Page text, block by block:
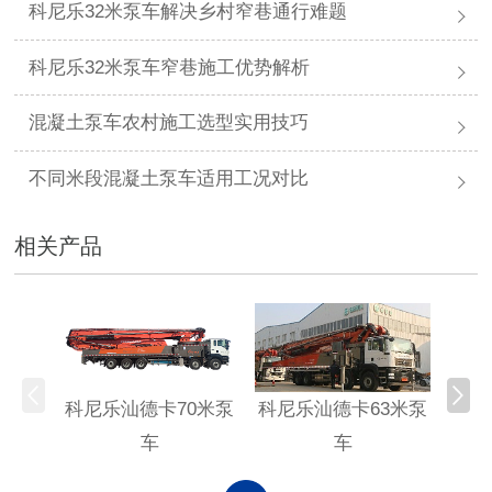
科尼乐32米泵车解决乡村窄巷通行难题
科尼乐32米泵车窄巷施工优势解析
混凝土泵车农村施工选型实用技巧
不同米段混凝土泵车适用工况对比
相关产品
科尼乐汕德卡70米泵
车
科尼乐汕德卡63米泵
车
科